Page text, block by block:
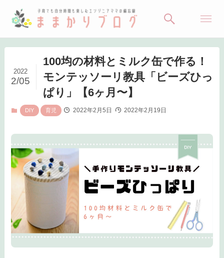
100均の材料とミルク缶で作る！
モンテッソーリ教具「ビーズひっ
ぱり」【6ヶ月〜】
2022
2/05
DIY 育児 2022年2月5日 2022年2月19日